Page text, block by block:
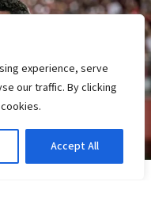
experience, serve
our traffic. By clicking
Accept All